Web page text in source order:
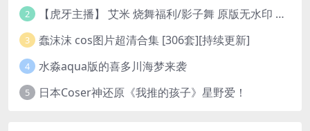
2 【虎牙主播】 艾米 烧舞福利/影子舞 原版无水印 （1v/130m）
3 蠢沫沫 cos图片超清合集 [306套][持续更新]
4 水淼aqua版的喜多川海梦来袭
5 日本Coser神还原《我推的孩子》星野爱！